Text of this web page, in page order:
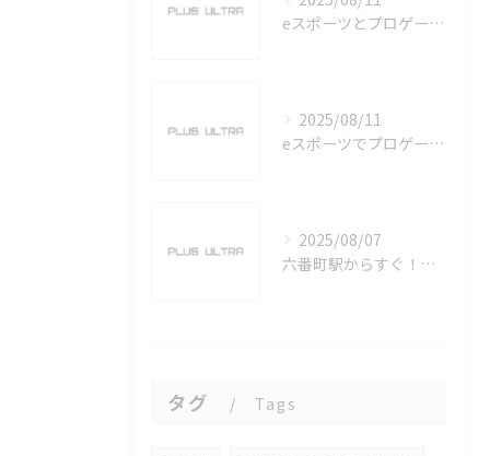
eスポーツとプロゲーマーを六番町駅で目指すための実践ガイド
2025/08/11
eスポーツでプロゲーマーを目指す愛知県名古屋市の最新キャリアガイド
2025/08/07
六番町駅からすぐ！名古屋のeスポーツ施設で快適なプレイ環境を確保
タグ Tags